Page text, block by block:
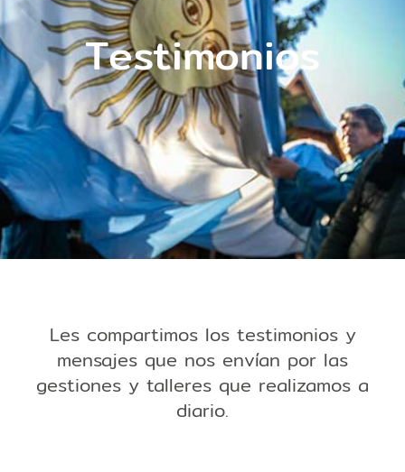
Testimonios
Les compartimos los testimonios y
mensajes que nos envían por las
gestiones y talleres que realizamos a
diario.